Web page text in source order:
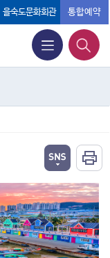
을숙도문화회관 통합예약